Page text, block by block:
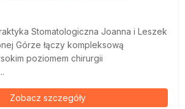
Stomatologiczna Joanna i Leszek
Górze łączy kompleksową
poziomem chirurgii
Zobacz szczegóły